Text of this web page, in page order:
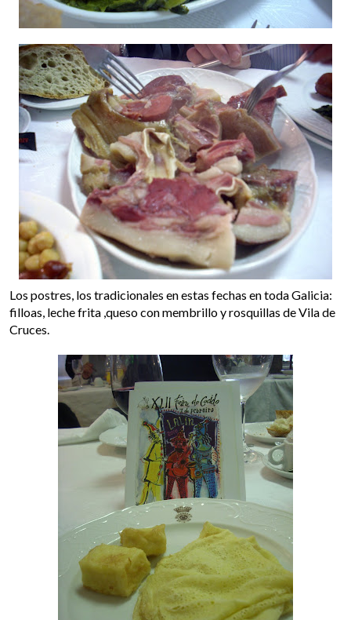
Los postres, los tradicionales en estas fechas en toda Galicia:
filloas, leche frita ,queso con membrillo y rosquillas de Vila de
Cruces.